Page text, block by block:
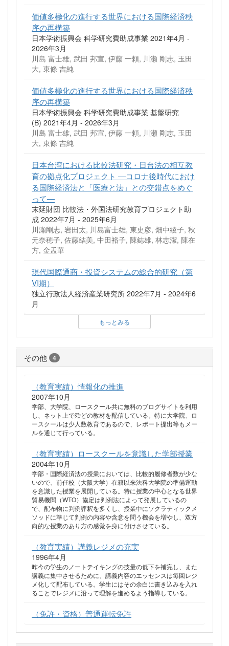
価値多極化の進行する世界における国際経済秩
序の再構築
日本学術振興会 科学研究費助成事業 2021年4月 -
2026年3月
川島 富士雄, 武田 邦宣, 伊藤 一頼, 川瀬 剛志, 玉田
大, 東條 吉純
価値多極化の進行する世界における国際経済秩
序の再構築
日本学術振興会 科学研究費助成事業 基盤研究
(B) 2021年4月 - 2026年3月
川島 富士雄, 武田 邦宣, 伊藤 一頼, 川瀬 剛志, 玉田
大, 東條 吉純
日本台湾における比較法研究・日台法の相互教
育の拠点化プロジェクト ―コロナ後時代におけ
る国際経済法と「医療と法」との交錯点をめぐ
って―
末延財団 比較法・外国法研究教育プロジェクト助
成 2022年7月 - 2025年6月
川瀬剛志, 岩田太, 川島富士雄, 東史彦, 畑中綾子, 秋
元奈穂子, 佐藤結美, 中田裕子, 陳鋕雄, 林志潔, 陳在
方, 金孟華
現代国際通商・投資システムの総合的研究（第
VI期）
独立行政法人経済産業研究所 2022年7月 - 2024年6
月
もっとみる
その他 4
（教育実績）情報化の推進
2007年10月
学部、大学院、ロースクール共に無料のブログサイトを利用
し、ネット上で殆どの教材を配信している。特に大学院、ロ
ースクールは少人数教育であるので、レポート提出等もメー
ルを通じて行っている。
（教育実績）ロースクールを意識した学部授業
2004年10月
学部・国際経済法の授業においては、比較的履修者数が少な
いので、前任校（大阪大学）在籍以来法科大学院の準備運動
を意識した授業を展開している。特に授業の中心となる世界
貿易機関（WTO）協定は判例法によって発展しているの
で、配布物に判例評釈を多くし、授業中にソクラティックメ
ソッドに準じて判例の内容や含意を問う機会を増やし、双方
向的な授業のあり方の感覚を身に付けさせている。
（教育実績）講義レジメの充実
1996年4月
昨今の学生のノートテイキングの技量の低下を補完し、また
講義に集中させるために、講義内容のエッセンスは毎回レジ
メ化して配布している。学生にはその余白に書き込みを入れ
ることでレジメに沿って理解を進めるよう指導している。
（免許・資格）普通運転免許